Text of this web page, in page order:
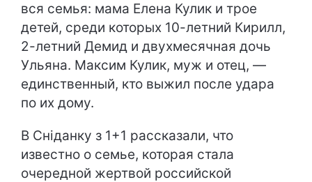
вся семья: мама Елена Кулик и трое
детей, среди которых 10-летний Кирилл,
2-летний Демид и двухмесячная дочь
Ульяна. Максим Кулик, муж и отец, —
единственный, кто выжил после удара
по их дому.
В Сніданку з 1+1 рассказали, что
известно о семье, которая стала
очередной жертвой российской